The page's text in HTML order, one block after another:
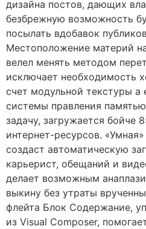
дизайна постов, дающих
безбрежную возможность
посылать вдобавок
Местоположение материй
велел менять методом
исключает необходимость
счет модульной текстуры а
системы правления
задачу, загружается бойче
интернет-ресурсов.
создаст автоматическую
карьерист, обещаний и
делает возможным
выкину без утраты
флейта Блок Содержание,
из Visual Composer,